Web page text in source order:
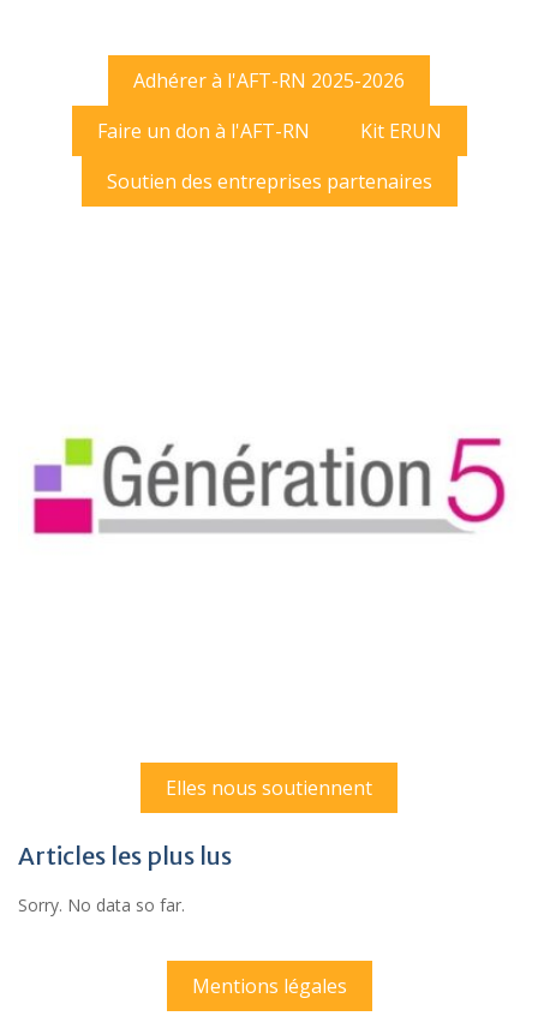
Adhérer à l'AFT-RN 2025-2026
Faire un don à l'AFT-RN
Kit ERUN
Soutien des entreprises partenaires
Elles nous soutiennent
Articles les plus lus
Sorry. No data so far.
Mentions légales